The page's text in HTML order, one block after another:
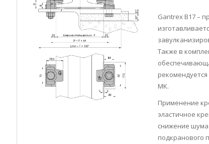
Gantrex B17 –
Также в
MK.
Применение
эластичное
снижение
подкранового